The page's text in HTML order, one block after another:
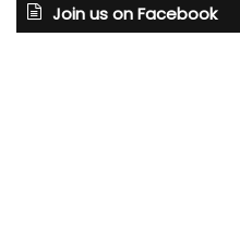
Join us on Facebook